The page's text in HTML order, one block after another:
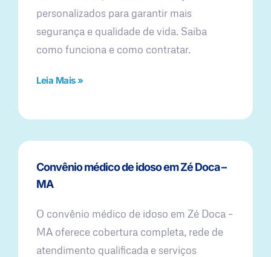
personalizados para garantir mais
segurança e qualidade de vida. Saiba
como funciona e como contratar.
Leia Mais »
Convênio médico de idoso em Zé Doca –
MA
O convênio médico de idoso em Zé Doca –
MA oferece cobertura completa, rede de
atendimento qualificada e serviços